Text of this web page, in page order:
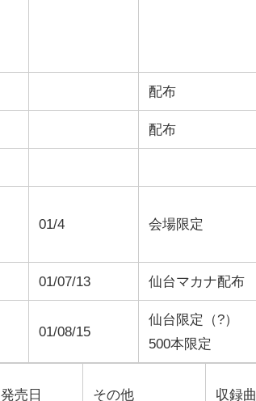
配布
配布
01/4 会場限定
01/07/13 仙台マカナ配布
01/08/15
仙台限定（?）
500本限定
発売日 その他 収録曲